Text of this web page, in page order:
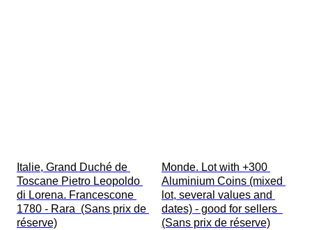
Italie, Grand Duché de
Toscane Pietro Leopoldo
di Lorena. Francescone
1780 - Rara  (Sans prix de
réserve)
Monde. Lot with +300
Aluminium Coins (mixed
lot, several values and
dates) - good for sellers
(Sans prix de réserve)